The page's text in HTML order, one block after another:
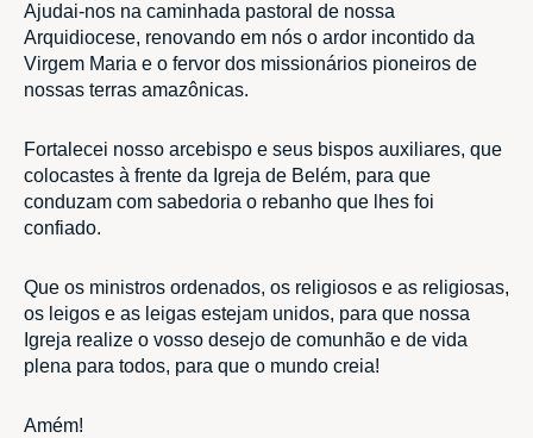
Ajudai-nos na caminhada pastoral de nossa
Arquidiocese, renovando em nós o ardor incontido da
Virgem Maria e o fervor dos missionários pioneiros de
nossas terras amazônicas.
Fortalecei nosso arcebispo e seus bispos auxiliares, que
colocastes à frente da Igreja de Belém, para que
conduzam com sabedoria o rebanho que lhes foi
confiado.
Que os ministros ordenados, os religiosos e as religiosas,
os leigos e as leigas estejam unidos, para que nossa
Igreja realize o vosso desejo de comunhão e de vida
plena para todos, para que o mundo creia!
Amém!